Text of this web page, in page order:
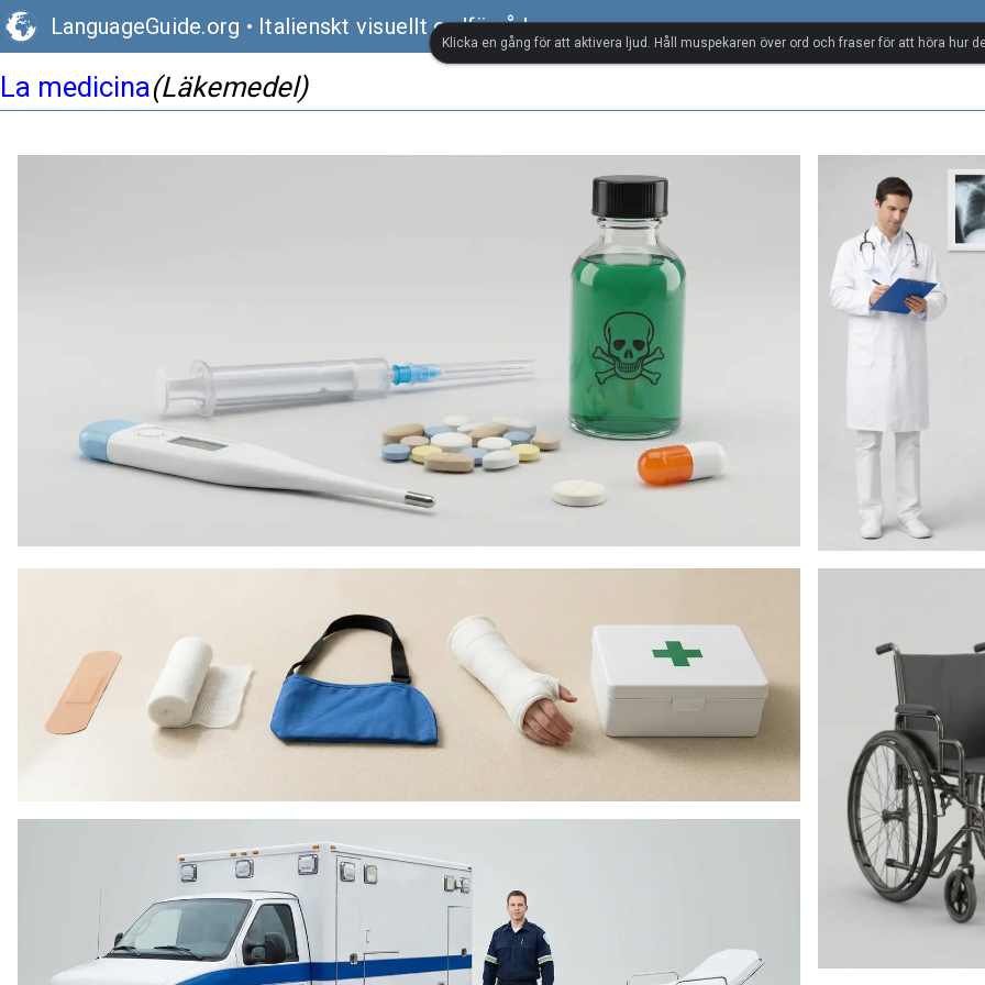
LanguageGuide.org • Italienskt visuellt ordförråd
La medicina(Läkemedel)
Klicka en gång för att aktivera ljud. Håll muspekaren över ord och fraser för att höra hur